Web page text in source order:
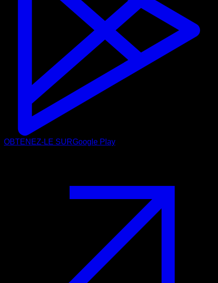
OBTENEZ-LE SURGoogle Play